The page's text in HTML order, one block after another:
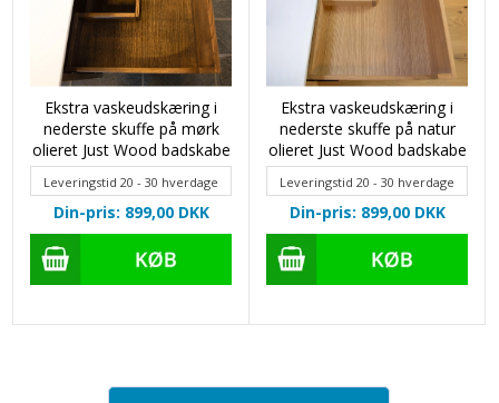
Ekstra vaskeudskæring i
nederste skuffe på mørk
olieret Just Wood badskabe
Leveringstid 20 - 30 hverdage
Din-pris: 899,00 DKK
Ekstra vaskeudskæring i
nederste skuffe på natur
olieret Just Wood badskabe
Leveringstid 20 - 30 hverdage
Din-pris: 899,00 DKK